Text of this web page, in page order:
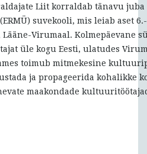
Liit korraldab tänavu juba
suvekooli, mis leiab aset
Lääne-Virumaal. Kolmepäevane
üle kogu Eesti, ulatudes
toimub mitmekesine
ja propageerida kohalikke
maakondade